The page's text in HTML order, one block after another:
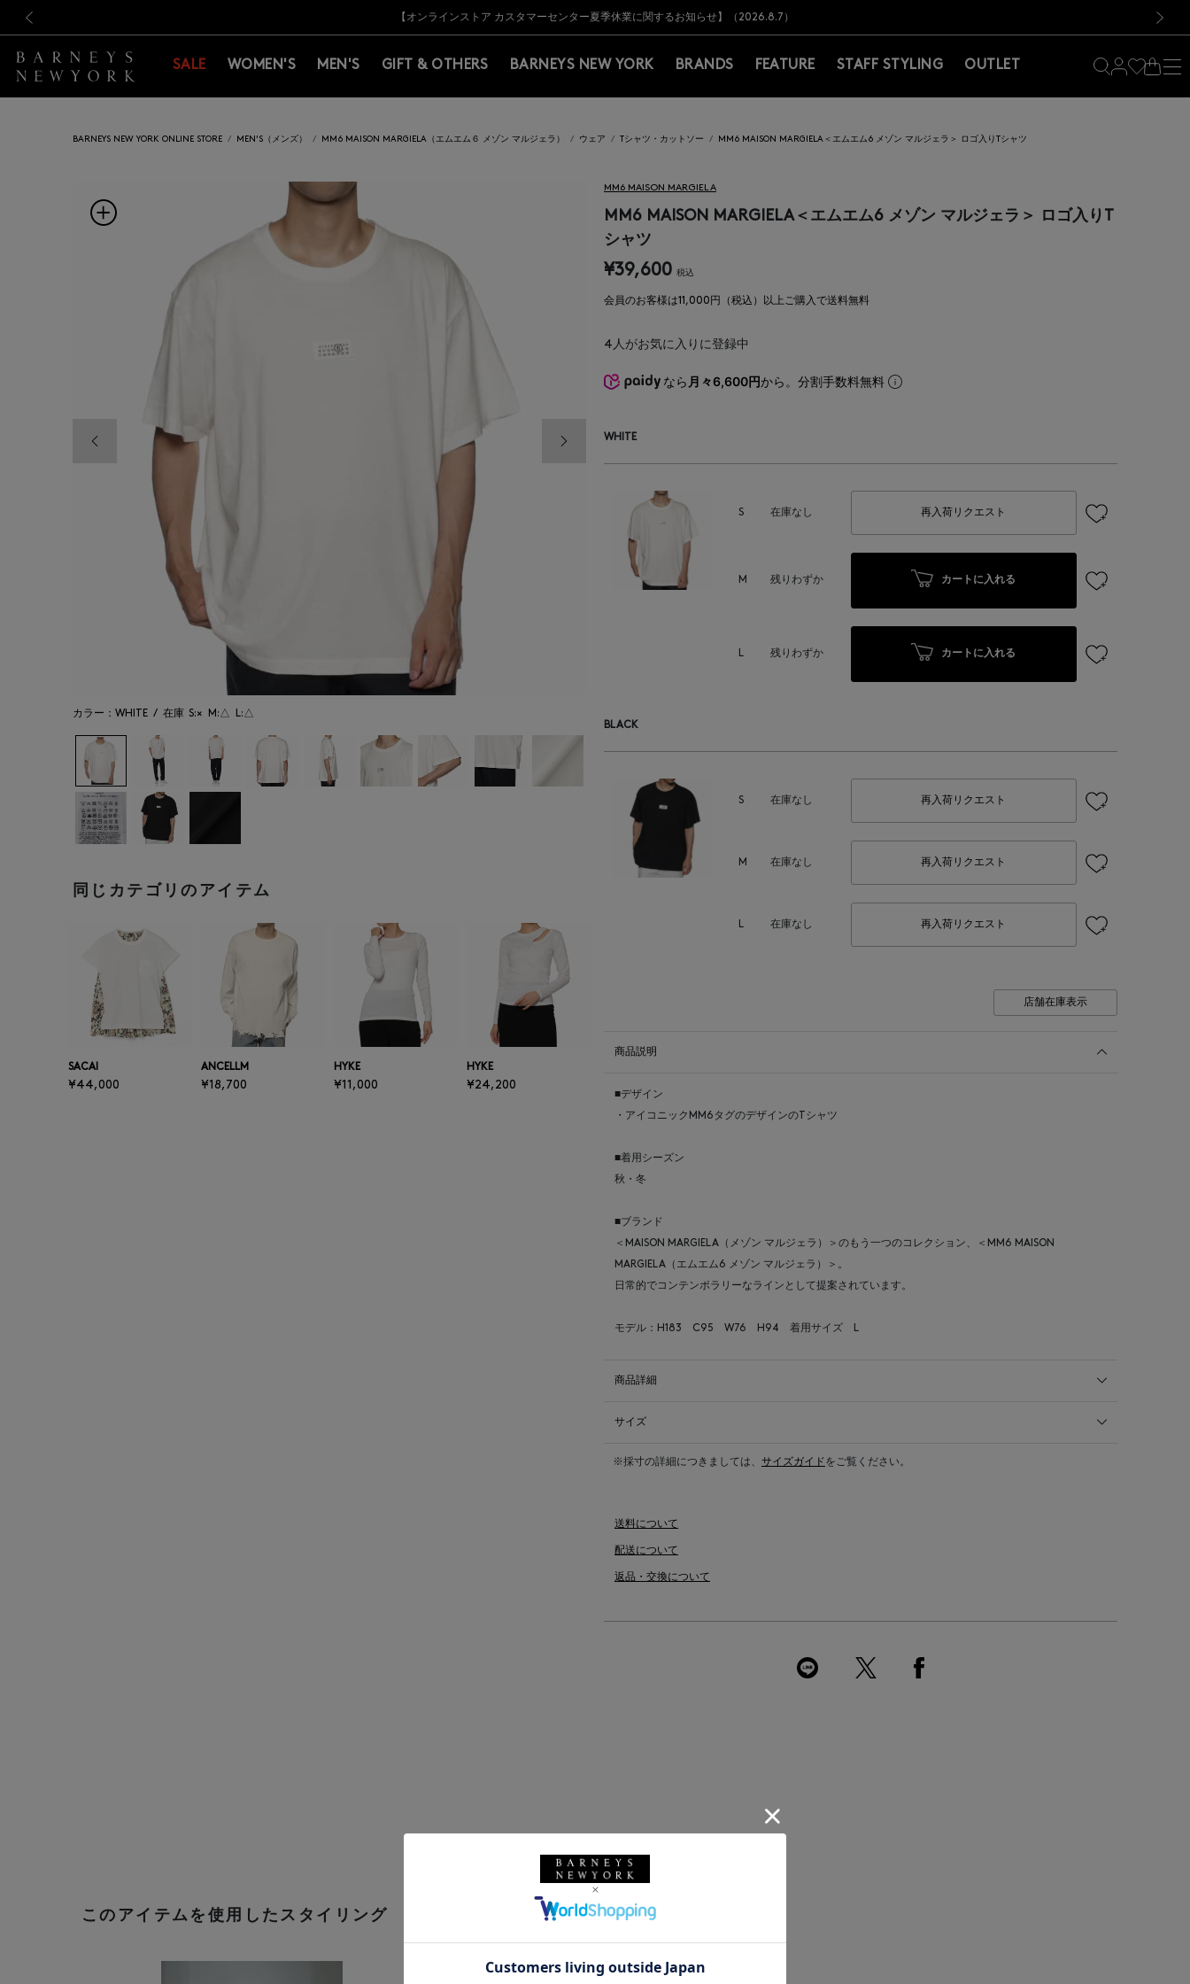
新規登録のお客様も対象！＜MY BARNEYS＞会員のお客様は11,000円（税込）以上のお買上げで常時送料無料！お買い物の際は会員登録を！
【夏季休業に伴う出荷一時停止のお知らせ】(2026.8.7)
【オンラインストア カスタマーセンター夏季休業に関するお知らせ】（2026.8.7）
【夏季休業に伴う返品・交換承り一時停止のお知らせ】（2026.8.5）
熊本県を中心とした地震の影響によるお荷物のお届けについて
【開催中】SUMMER SALEのご案内・ご注意事項
新規登録のお客様も対象！＜MY BARNEYS＞会員のお客様は11,000円（税込）以上のお買上げで常時送料無料！お買い物の際は会員登録を！
【夏季休業に伴う出荷一時停止のお知らせ】(2026.8.7)
SALE WOMEN'S MEN'S GIFT & OTHERS BARNEYS NEW YORK BRANDS FEATURE STAFF STYLING OUTLET
BARNEYS NEW YORK ONLINE STORE MEN'S（メンズ） MM6 MAISON MARGIELA（エムエム６ メゾン マルジェラ） ウェア Tシャツ・カットソー MM6 MAISON MARGIELA＜エムエム6 メゾン マルジェラ＞ ロゴ入りTシャツ
カラー：WHITE / 在庫 S:× M:△ L:△
同じカテゴリのアイテム
SACAI
¥44,000
ANCELLM
¥18,700
HYKE
¥11,000
HYKE
¥24,200
MM6 MAISON MARGIELA
MM6 MAISON MARGIELA＜エムエム6 メゾン マルジェラ＞ ロゴ入りT
シャツ
¥39,600 税込
会員のお客様は11,000円（税込）以上ご購入で送料無料
4人がお気に入りに登録中
なら 月々6,600円から。分割手数料無料
WHITE
S 在庫なし 再入荷リクエスト
M 残りわずか カートに入れる
L 残りわずか カートに入れる
BLACK
S 在庫なし 再入荷リクエスト
M 在庫なし 再入荷リクエスト
L 在庫なし 再入荷リクエスト
店舗在庫表示
商品説明
■デザイン
・アイコニックMM6タグのデザインのTシャツ
■着用シーズン
秋・冬
■ブランド
＜MAISON MARGIELA（メゾン マルジェラ）＞のもう一つのコレクション、＜MM6 MAISON
MARGIELA（エムエム6 メゾン マルジェラ）＞。
日常的でコンテンポラリーなラインとして提案されています。
モデル：H183 C95 W76 H94 着用サイズ L
商品詳細
サイズ
※採寸の詳細につきましては、 サイズガイドをご覧ください。
送料について
配送について
返品・交換について
このアイテムを使用したスタイリング